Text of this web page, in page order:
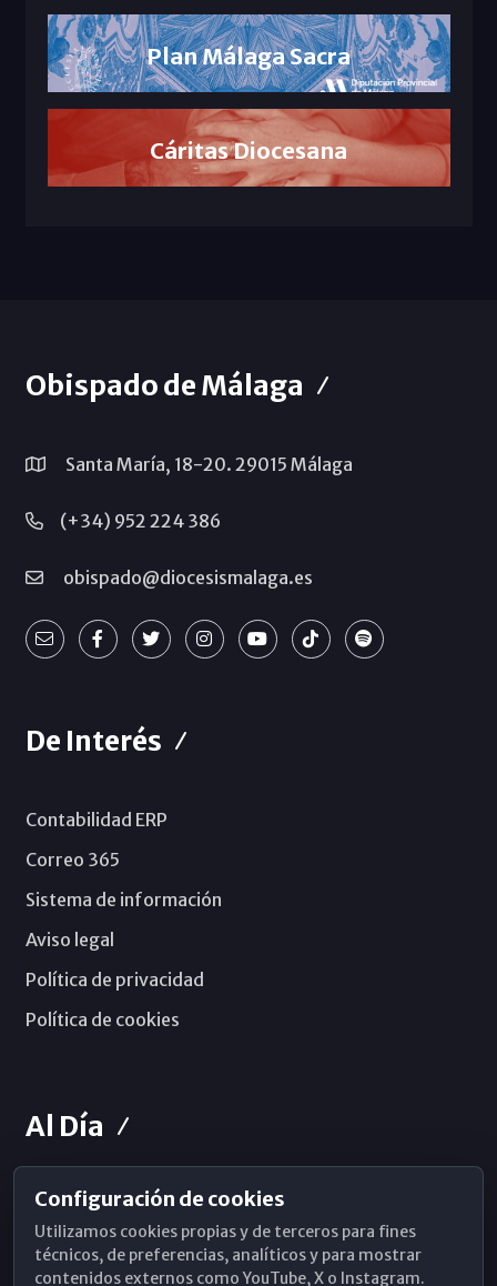
Plan Málaga Sacra
Cáritas Diocesana
Obispado de Málaga
Santa María, 18-20. 29015 Málaga
(+34) 952 224 386
obispado@diocesismalaga.es
De Interés
Contabilidad ERP
Correo 365
Sistema de información
Aviso legal
Política de privacidad
Política de cookies
Al Día
Horarios de Misa
Hemeroteca
Configuración de cookies
Utilizamos cookies propias y de terceros para fines
técnicos, de preferencias, analíticos y para mostrar
contenidos externos como YouTube, X o Instagram.